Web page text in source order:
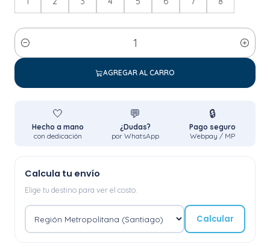
Cantidad
AGREGAR AL CARRO
🤍
Hecho a mano
con dedicación
💬
¿Dudas?
por WhatsApp
🔒
Pago seguro
Webpay / MP
Calcula tu envío
Elige tu destino para ver el costo.
Calcular